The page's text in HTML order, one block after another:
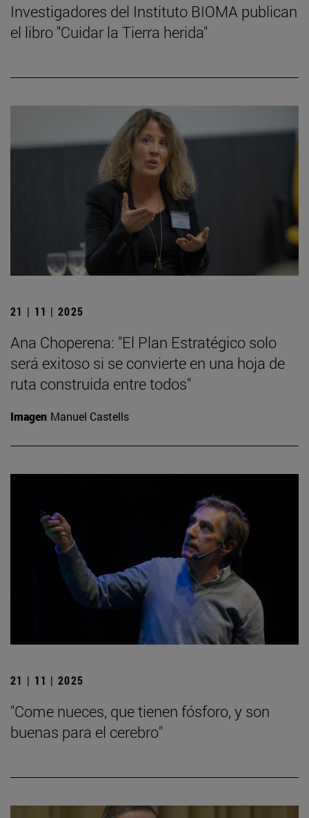
Investigadores del Instituto BIOMA publican
el libro "Cuidar la Tierra herida"
21 | 11 | 2025
Ana Choperena: "El Plan Estratégico solo
será exitoso si se convierte en una hoja de
ruta construida entre todos"
Imagen Manuel Castells
21 | 11 | 2025
"Come nueces, que tienen fósforo, y son
buenas para el cerebro"